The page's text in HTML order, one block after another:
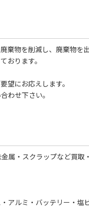
棄物を削減し、廃棄物を
おります。
望にお応えします。
わせ下さい。
属・スクラップなど買取
アルミ・バッテリー・